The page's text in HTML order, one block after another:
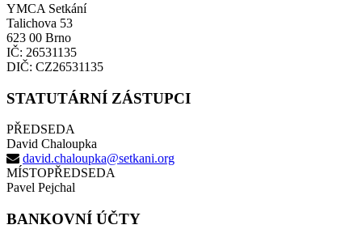
YMCA Setkání
Talichova 53
623 00 Brno
IČ: 26531135
DIČ: CZ26531135
STATUTÁRNÍ ZÁSTUPCI
PŘEDSEDA
David Chaloupka
david.chaloupka@setkani.org
MÍSTOPŘEDSEDA
Pavel Pejchal
BANKOVNÍ ÚČTY